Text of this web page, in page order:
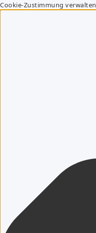
Cookie-Zustimmung verwalten